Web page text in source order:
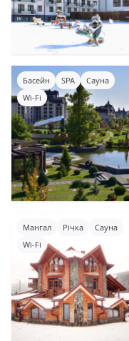
Басейн SPA
Сауна
Wi-Fi
Мангал Річка
Сауна
Wi-Fi